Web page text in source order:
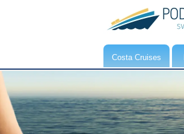
Costa Cruises